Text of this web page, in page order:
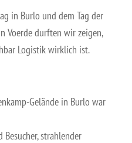
in Burlo und dem Tag der
Voerde durften wir zeigen,
Logistik wirklich ist.
Gelände in Burlo war
strahlender